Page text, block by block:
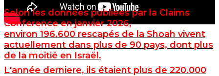
Selon les données publiees par la Claims
Conference en janvier 2026,
environ 196.600 rescapés de la Shoah vivent
actuellement dans plus de 90 pays, dont plus
de la moitié en Israël.
L'année derniere, ils étaient plus de 220.000